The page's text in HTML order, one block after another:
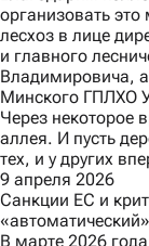
организовать
лесхоз в лице
и главного
Владимировича, а
Минского ГПЛХО
Через некоторое
аллея. И пусть
тех, и у других
9 апреля 2026
Санкции ЕС и
В марте 2026